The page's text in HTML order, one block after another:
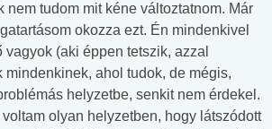
nem tudom mit kéne változtatnom. Már
okozza ezt. Én mindenkivel
vagyok (aki éppen tetszik, azzal
mindenkinek, ahol tudok, de mégis,
helyzetbe, senkit nem érdekel.
olyan helyzetben, hogy látszódott